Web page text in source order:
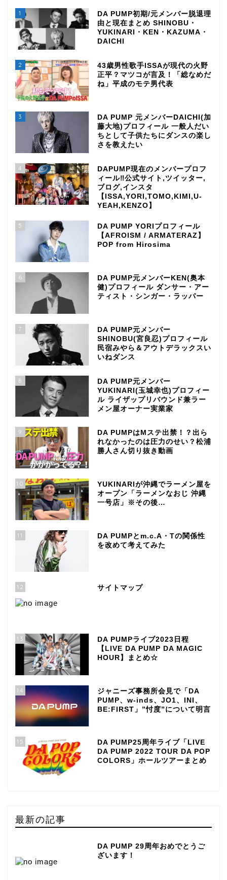
1
DA PUMP初期/元メンバー脱退理
由と現在まとめ SHINOBU・
YUKINARI・KEN・KAZUMA・
DAICHI
2
43歳男性歌手ISSAが現代の火野
正平？マツコが言及！「総なめだ
ね」平成のモテ男代表
3
DA PUMP 元メンバーDAICHI(加
藤大地)プロフィール 一般人だい
ちとして子供たちにダンスの楽し
さを教えたい
4
DAPUMP現在のメンバープロフ
ィール‼公式サイト,ツイッター,
ブログ,インスタ
【ISSA,YORI,TOMO,KIMI,U-
YEAH,KENZO】
5
DA PUMP YORIプロフィール
【AFROISM / ARMATERAZ】
POP from Hirosima
6
DA PUMP元メンバーKEN(奥本
健)プロフィール ダンサー・アー
ティスト・シンガー・ラッパー
7
DA PUMP元メンバー
SHINOBU(宮良忍)プロフィール
民宿みやら＆アウトデラックスい
いねダンス
8
DA PUMP元メンバー
YUKINARI(玉城幸也)プロフィー
ル ライザップリバウンド兼ラー
メン屋オーナー実業家
9
DA PUMPはMステ出禁！？出ら
れなかったのは圧力のせい？松浦
勝人さん切り抜き動画
10
YUKINARIが沖縄でラーメン屋を
オープン「ラーメンなおじ 沖縄
一号店」※その後…
11
DA PUMPとm.c.A・Tの関係性
を改めて考えてみた
12 サイトマップ
13
DA PUMPライブ2023日程
【LIVE DA PUMP DA MAGIC
HOUR】まとめ☆
14
ジャニーズ事務所会見で「DA
PUMP、w-inds、JO1、INI、
BE:FIRST」”忖度”について明言
15
DA PUMP25周年ライブ「LIVE
DA PUMP 2022 TOUR DA POP
COLORS」ホールツアーまとめ
最新の記事
DA PUMP 29周年おめでとうご
ざいます！